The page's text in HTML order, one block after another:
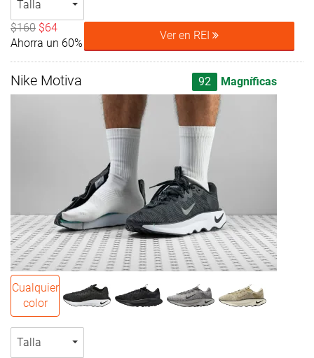
Talla
$160 $64
Ahorra un 60%
Ver en REI
Nike Motiva 92 Magníficas
Cualquier
color
Talla